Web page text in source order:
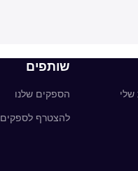
שותפים
הספקים שלנו
להצטרף לספקים שלנו